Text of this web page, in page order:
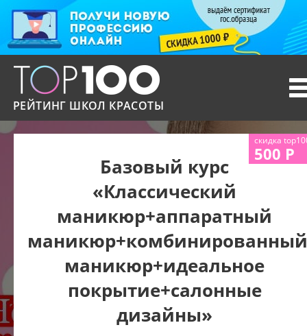
РЕЙТИНГ ШКОЛ КРАСОТЫ
скидка
500 Р
Базовый курс
«Классический
маникюр+аппаратный
маникюр+комбинированный
маникюр+идеальное
покрытие+салонные
дизайны»